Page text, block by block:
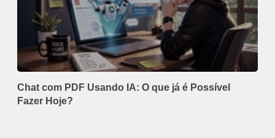
Chat com PDF Usando IA: O que já é Possível
Fazer Hoje?